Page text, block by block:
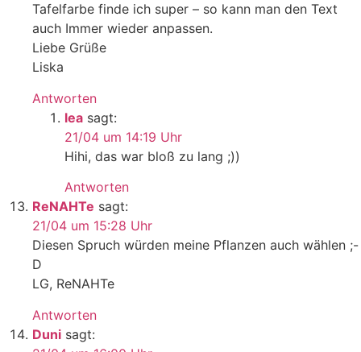
Tafelfarbe finde ich super – so kann man den Text
auch Immer wieder anpassen.
Liebe Grüße
Liska
Antworten
lea sagt:
21/04 um 14:19 Uhr
Hihi, das war bloß zu lang ;))
Antworten
ReNAHTe sagt:
21/04 um 15:28 Uhr
Diesen Spruch würden meine Pflanzen auch wählen ;-
D
LG, ReNAHTe
Antworten
Duni sagt: